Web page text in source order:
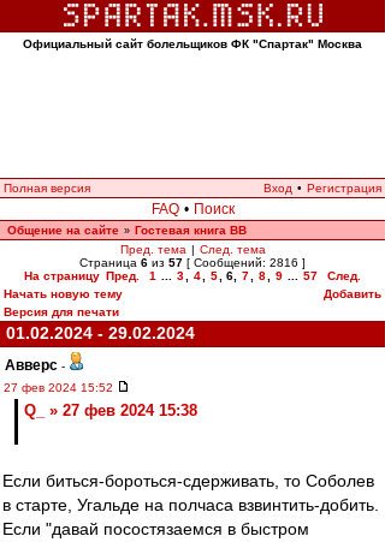
Официальный сайт болельщиков ФК "Спартак" Москва
Полная версия Вход • Регистрация
FAQ • Поиск
Общение на сайте » Гостевая книга ВВ
Пред. тема | След. тема
Страница 6 из 57 [ Сообщений: 2816 ]
На страницу Пред. 1 3 4 5 6 7 8 9 57
След.
Начать новую тему
Добавить
Версия для печати
01.02.2024 - 29.02.2024
Авверс -
27 фев 2024 15:52
Q_ » 27 фев 2024 15:38
Если биться-бороться-сдерживать, то Соболев
в старте, Угальде на полчаса взвинтить-добить.
Если "давай посостязаемся в быстром